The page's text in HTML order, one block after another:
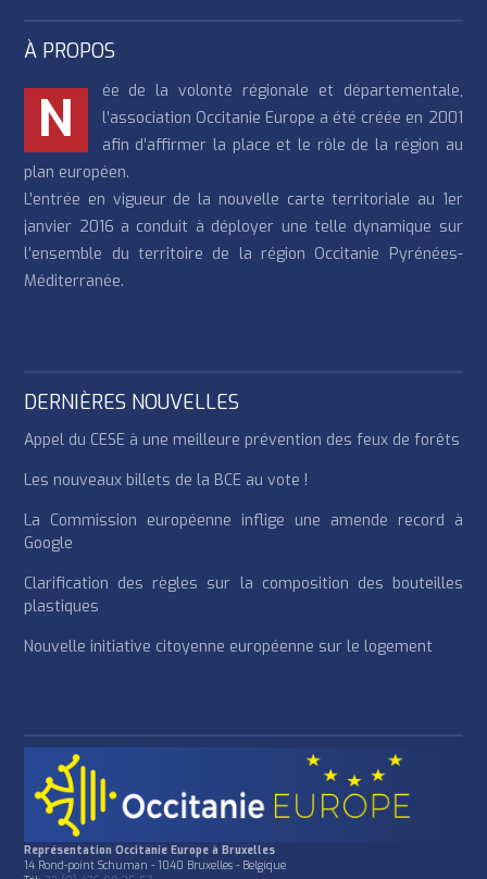
À PROPOS
N
ée de la volonté régionale et départementale,
l’association Occitanie Europe a été créée en 2001
afin d’affirmer la place et le rôle de la région au
plan européen.
L’entrée en vigueur de la nouvelle carte territoriale au 1er
janvier 2016 a conduit à déployer une telle dynamique sur
l’ensemble du territoire de la région Occitanie Pyrénées-
Méditerranée.
DERNIÈRES NOUVELLES
Appel du CESE à une meilleure prévention des feux de forêts
Les nouveaux billets de la BCE au vote !
La Commission européenne inflige une amende record à
Google
Clarification des règles sur la composition des bouteilles
plastiques
Nouvelle initiative citoyenne européenne sur le logement
Représentation Occitanie Europe à Bruxelles
14 Rond-point Schuman - 1040 Bruxelles - Belgique